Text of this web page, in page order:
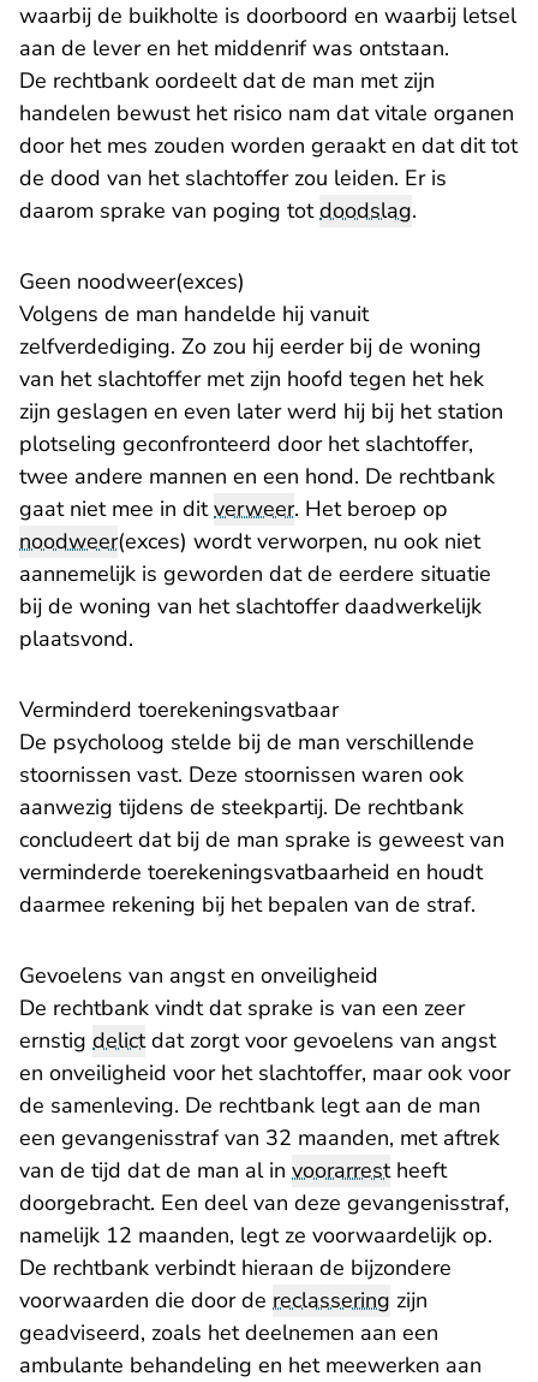
waarbij de buikholte is doorboord en waarbij letsel
aan de lever en het middenrif was ontstaan.
De rechtbank oordeelt dat de man met zijn
handelen bewust het risico nam dat vitale organen
door het mes zouden worden geraakt en dat dit tot
de dood van het slachtoffer zou leiden. Er is
daarom sprake van poging totdoodslag.
Geen noodweer(exces)
Volgens de man handelde hij vanuit
zelfverdediging. Zo zou hij eerder bij de woning
van het slachtoffer met zijn hoofd tegen het hek
zijn geslagen en even later werd hij bij het station
plotseling geconfronteerd door het slachtoffer,
twee andere mannen en een hond. De rechtbank
gaat niet mee in ditverweer. Het beroep op
noodweer(exces) wordt verworpen, nu ook niet
aannemelijk is geworden dat de eerdere situatie
bij de woning van het slachtoffer daadwerkelijk
plaatsvond.
Verminderd toerekeningsvatbaar
De psycholoog stelde bij de man verschillende
stoornissen vast. Deze stoornissen waren ook
aanwezig tijdens de steekpartij. De rechtbank
concludeert dat bij de man sprake is geweest van
verminderde toerekeningsvatbaarheid en houdt
daarmee rekening bij het bepalen van de straf.
Gevoelens van angst en onveiligheid
De rechtbank vindt dat sprake is van een zeer
ernstig delictdat zorgt voor gevoelens van angst
en onveiligheid voor het slachtoffer, maar ook voor
de samenleving. De rechtbank legt aan de man
een gevangenisstraf van 32 maanden, met aftrek
van de tijd dat de man al in voorarrestheeft
doorgebracht. Een deel van deze gevangenisstraf,
namelijk 12 maanden, legt ze voorwaardelijk op.
De rechtbank verbindt hieraan de bijzondere
voorwaarden die door de reclassering zijn
geadviseerd, zoals het deelnemen aan een
ambulante behandeling en het meewerken aan